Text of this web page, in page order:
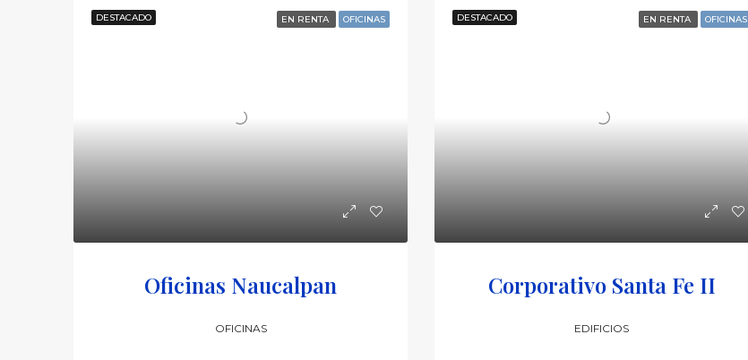
DESTACADO EN RENTA OFICINAS
Oficinas Naucalpan
OFICINAS
DESTACADO EN RENTA OFICINAS
Corporativo Santa Fe II
EDIFICIOS